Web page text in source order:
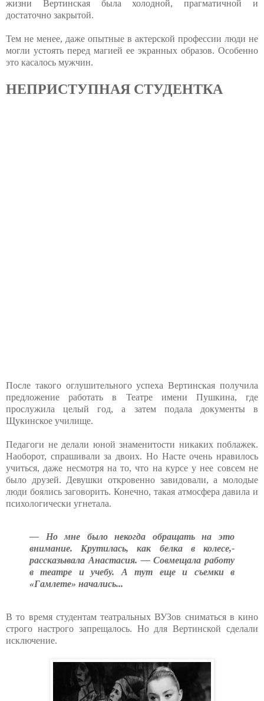
жизни Вертинская была холодной, прагматичной и
достаточно закрытой.
Тем не менее, даже опытные в актерской профессии люди не
могли устоять перед магией ее экранных образов. Особенно
это касалось мужчин.
НЕПРИСТУПНАЯ СТУДЕНТКА
После такого оглушительного успеха Вертинская получила
предложение работать в Театре имени Пушкина, где
прослужила целый год, а затем подала документы в
Щукинское училище.
Педагоги не делали юной знаменитости никаких поблажек.
Наоборот, спрашивали за двоих. Но Насте очень нравилось
учиться, даже несмотря на то, что на курсе у нее совсем не
было друзей. Девушки откровенно завидовали, а молодые
люди боялись заговорить. Конечно, такая атмосфера давила и
психологически угнетала.
— Но мне было некогда обращать на это
внимание. Крутилась, как белка в колесе,-
рассказывала Анастасия. — Совмещала работу
в театре и учебу. А тут еще и съемки в
«Гамлете» начались...
В то время студентам театральных ВУЗов сниматься в кино
строго настрого запрещалось. Но для Вертинской сделали
исключение.